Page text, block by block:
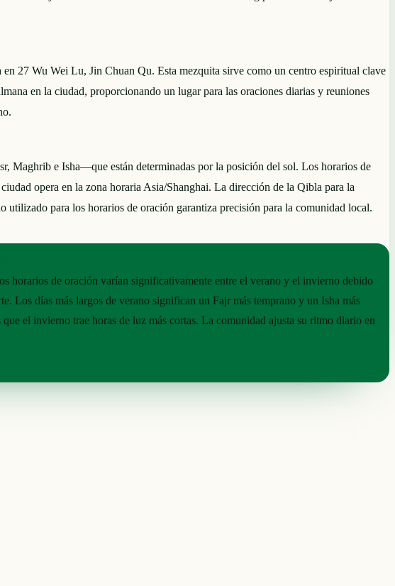
27 Wu Wei Lu, Jin Chuan Qu. Esta mezquita sirve como un centro espiritual clave
en la ciudad, proporcionando un lugar para las oraciones diarias y reuniones
Maghrib e Isha—que están determinadas por la posición del sol. Los horarios de
opera en la zona horaria Asia/Shanghai. La dirección de la Qibla para la
utilizado para los horarios de oración garantiza precisión para la comunidad local.
horarios de oración varían significativamente entre el verano y el invierno debido
Los días más largos de verano significan un Fajr más temprano y un Isha más
que el invierno trae horas de luz más cortas. La comunidad ajusta su ritmo diario en